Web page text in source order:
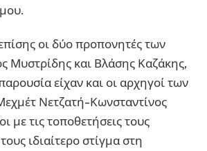
.
οι δύο προπονητές των
Μυστρίδης και Βλάσης Καζάκης,
είχαν και οι αρχηγοί των
Νετζατή-Κωνσταντίνος
με τις τοποθετήσεις τους
ιδιαίτερο στίγμα στη